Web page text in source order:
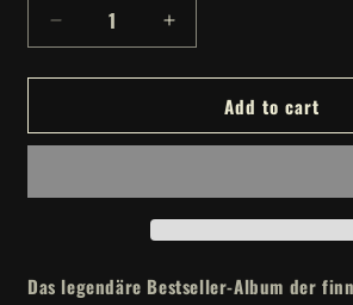
Decrease
quantity
for
-
CD
Increase
quantity
for
APOCALYPTICA
-
CD
Add to cart
Das legendäre Bestseller-Album der